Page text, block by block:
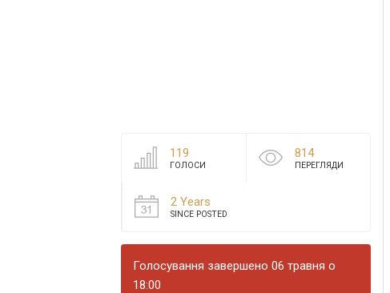
119
ГОЛОСИ
814
ПЕРЕГЛЯДИ
2 Years
SINCE POSTED
Голосування завершено 06 травня о
18:00